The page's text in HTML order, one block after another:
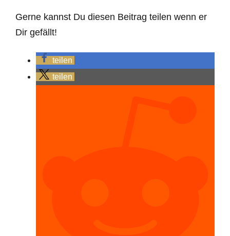
Gerne kannst Du diesen Beitrag teilen wenn er
Dir gefällt!
teilen
teilen